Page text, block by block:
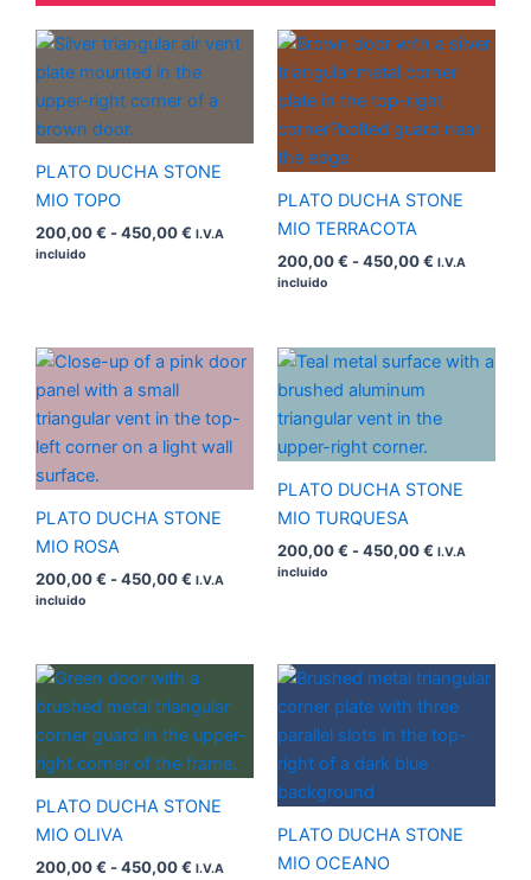
PLATO DUCHA STONE
MIO TOPO
200,00€ -450,00€
Rango
precios:
desde
hasta
I.V.A
incluido
PLATO DUCHA STONE
MIO TERRACOTA
200,00€ -450,00€
Rango
precios:
desde
200,00 €
hasta
I.V.A
incluido
PLATO DUCHA STONE
MIO ROSA
200,00€ -450,00€
Rango
desde
200,00 €
hasta
I.V.A
incluido
PLATO DUCHA STONE
MIO TURQUESA
200,00€ -450,00€
Rango
desde
I.V.A
incluido
PLATO DUCHA STONE
MIO OLIVA
200,00€ -450,00€
Rango
precios:
desde
200,00 €
hasta
I.V.A
PLATO DUCHA STONE
MIO OCEANO
Rango
precios:
desde